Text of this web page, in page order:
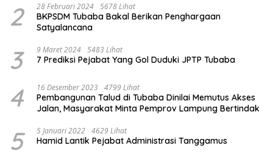
2 28 Februari 2024 5678 Lihat
BKPSDM Tubaba Bakal Berikan Penghargaan
Satyalancana
3 9 Maret 2024 5483 Lihat
7 Prediksi Pejabat Yang Gol Duduki JPTP Tubaba
4 16 Desember 2023 4799 Lihat
Pembangunan Talud di Tubaba Dinilai Memutus Akses
Jalan, Masyarakat Minta Pemprov Lampung Bertindak
5 5 Januari 2022 4629 Lihat
Hamid Lantik Pejabat Administrasi Tanggamus